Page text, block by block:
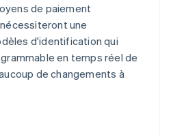
de paiement
une
d'identification qui
en temps réel de
de changements à